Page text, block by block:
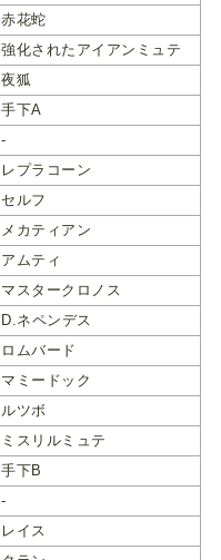
赤花蛇
強化されたアイアンミュテ
夜狐
手下A
-
レプラコーン
セルフ
メカティアン
アムティ
マスタークロノス
D.ネペンデス
ロムバード
マミードック
ルツボ
ミスリルミュテ
手下B
-
レイス